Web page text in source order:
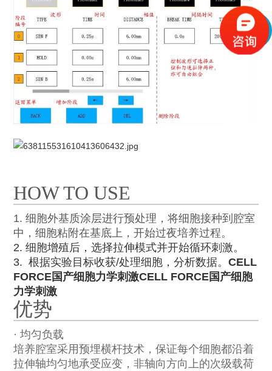
HOW TO USE
1. 细胞外基质涂层进行预处理，将细胞接种到腔室
中，细胞粘附在基底上，开始过夜培养过程。
2. 细胞增殖后，选择拉伸模式并开始循环刺激。
3. 根据实验目标收获/处理细胞，分析数据。CELL
FORCE国产细胞力学刺激CELL FORCE国产细胞
力学刺激
优势
· 均匀负载
培养腔室采用预埋横杆技术，保证每个细胞都沿着
拉伸轴均匀地承受应变，非轴向方向上的次级载荷